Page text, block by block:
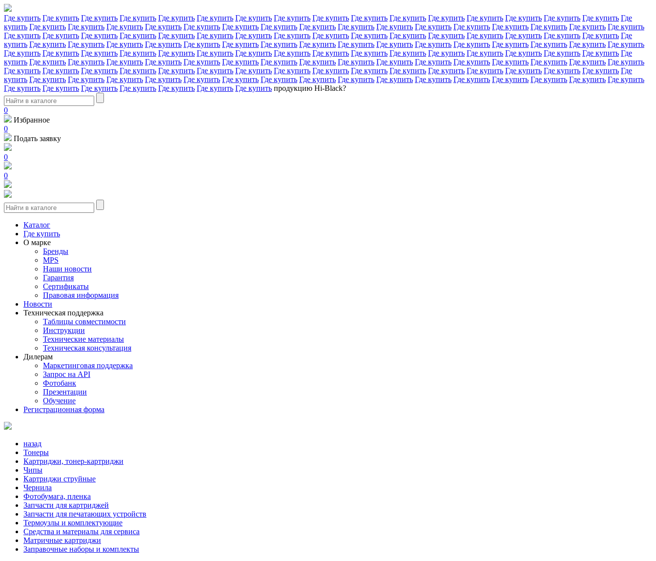
Где купить Где купить Где купить Где купить Где купить Где купить Где купить Где купить Где купить Где купить Где купить Где купить Где купить Где купить Где купить Где купить Где
купить Где купить Где купить Где купить Где купить Где купить Где купить Где купить Где купить Где купить Где купить Где купить Где купить Где купить Где купить Где купить Где купить
Где купить Где купить Где купить Где купить Где купить Где купить Где купить Где купить Где купить Где купить Где купить Где купить Где купить Где купить Где купить Где купить Где
купить Где купить Где купить Где купить Где купить Где купить Где купить Где купить Где купить Где купить Где купить Где купить Где купить Где купить Где купить Где купить Где купить
Где купить Где купить Где купить Где купить Где купить Где купить Где купить Где купить Где купить Где купить Где купить Где купить Где купить Где купить Где купить Где купить Где
купить Где купить Где купить Где купить Где купить Где купить Где купить Где купить Где купить Где купить Где купить Где купить Где купить Где купить Где купить Где купить Где купить
Где купить Где купить Где купить Где купить Где купить Где купить Где купить Где купить Где купить Где купить Где купить Где купить Где купить Где купить Где купить Где купить Где
купить Где купить Где купить Где купить Где купить Где купить Где купить Где купить Где купить Где купить Где купить Где купить Где купить Где купить Где купить Где купить Где купить
Где купить Где купить Где купить Где купить Где купить Где купить Где купить продукцию Hi-Black?
0
Избранное
0
Подать заявку
0
0
Каталог
Где купить
О марке
Бренды
MPS
Наши новости
Гарантия
Сертификаты
Правовая информация
Новости
Техническая поддержка
Таблицы совместимости
Инструкции
Технические материалы
Техническая консультация
Дилерам
Маркетинговая поддержка
Запрос на API
Фотобанк
Презентации
Обучение
Регистрационная форма
назад
Тонеры
Картриджи, тонер-картриджи
Чипы
Картриджи струйные
Чернила
Фотобумага, пленка
Запчасти для картриджей
Запчасти для печатающих устройств
Термоузлы и комплектующие
Средства и материалы для сервиса
Матричные картриджи
Заправочные наборы и комплекты